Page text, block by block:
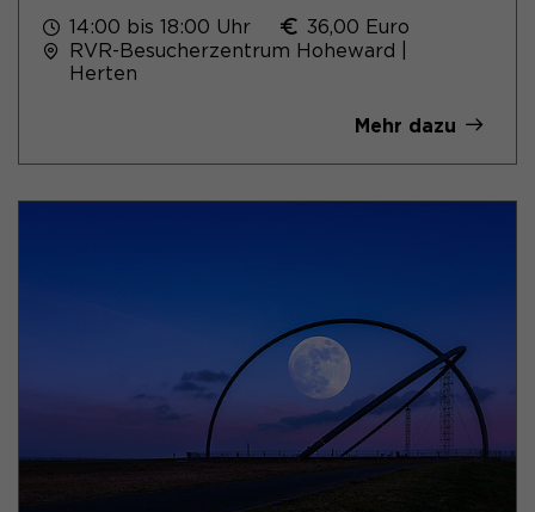
14:00 bis 18:00 Uhr
36,00 Euro
RVR-Besucherzentrum Hoheward |
Herten
Mehr dazu